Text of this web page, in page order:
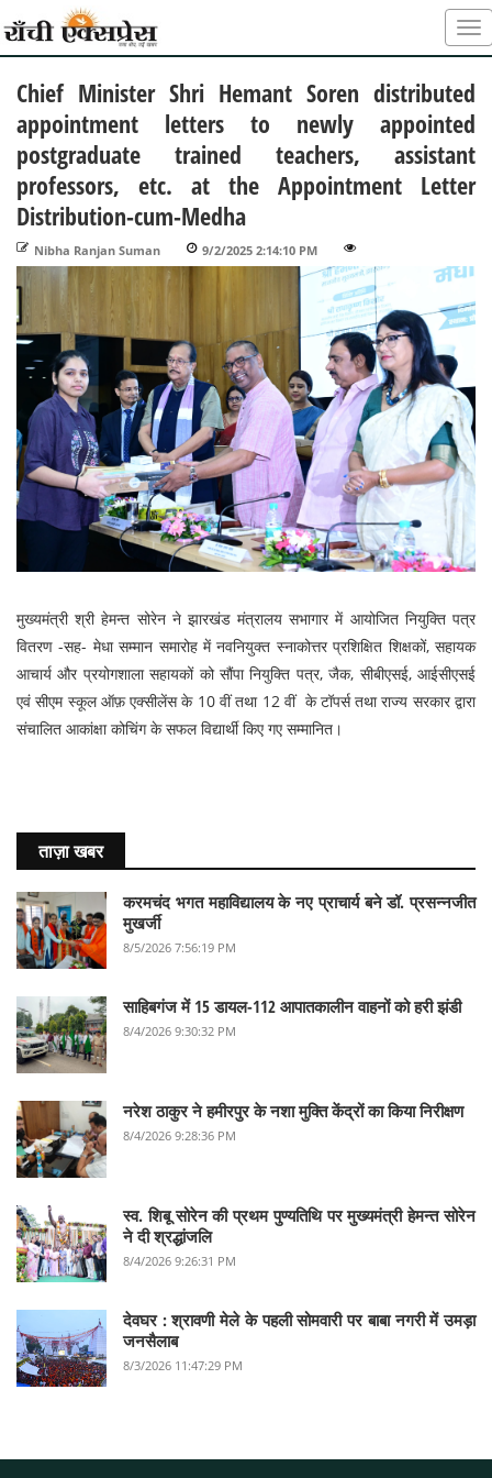
Chief Minister Shri Hemant Soren distributed
appointment letters to newly appointed
postgraduate trained teachers, assistant
professors, etc. at the Appointment Letter
Distribution-cum-Medha
Nibha Ranjan Suman 9/2/2025 2:14:10 PM
मुख्यमंत्री श्री हेमन्त सोरेन ने झारखंड मंत्रालय सभागार में आयोजित नियुक्ति पत्र
वितरण -सह- मेधा सम्मान समारोह में नवनियुक्त स्नाकोत्तर प्रशिक्षित शिक्षकों, सहायक
आचार्य और प्रयोगशाला सहायकों को सौंपा नियुक्ति पत्र, जैक, सीबीएसई, आईसीएसई
एवं सीएम स्कूल ऑफ़ एक्सीलेंस के 10 वीं तथा 12 वीं के टॉपर्स तथा राज्य सरकार द्वारा
संचालित आकांक्षा कोचिंग के सफल विद्यार्थी किए गए सम्मानित।
ताज़ा खबर
करमचंद भगत महाविद्यालय के नए प्राचार्य बने डॉ. प्रसन्नजीत
मुखर्जी
8/5/2026 7:56:19 PM
साहिबगंज में 15 डायल-112 आपातकालीन वाहनों को हरी झंडी
8/4/2026 9:30:32 PM
नरेश ठाकुर ने हमीरपुर के नशा मुक्ति केंद्रों का किया निरीक्षण
8/4/2026 9:28:36 PM
स्व. शिबू सोरेन की प्रथम पुण्यतिथि पर मुख्यमंत्री हेमन्त सोरेन
ने दी श्रद्धांजलि
8/4/2026 9:26:31 PM
देवघर :‌ श्रावणी मेले के पहली सोमवारी पर बाबा नगरी में उमड़ा
जनसैलाब
8/3/2026 11:47:29 PM